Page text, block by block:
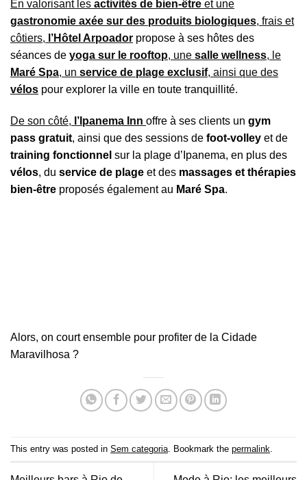
En valorisant les activités de bien-être et une
gastronomie axée sur des produits biologiques, frais et
côtiers, l’Hôtel Arpoador propose à ses hôtes des
séances de yoga sur le rooftop, une salle wellness, le
Maré Spa, un service de plage exclusif, ainsi que des
vélos pour explorer la ville en toute tranquillité.
De son côté, l’Ipanema Inn offre à ses clients un gym
pass gratuit, ainsi que des sessions de foot-volley et de
training fonctionnel sur la plage d’Ipanema, en plus des
vélos, du service de plage et des massages et thérapies
bien-être proposés également au Maré Spa.